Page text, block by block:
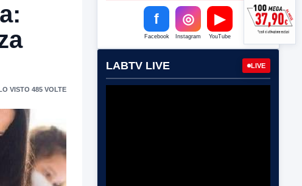
VISTO 485 VOLTE
f
Facebook
◎
Instagram
▶
YouTube
LABTV LIVE LIVE